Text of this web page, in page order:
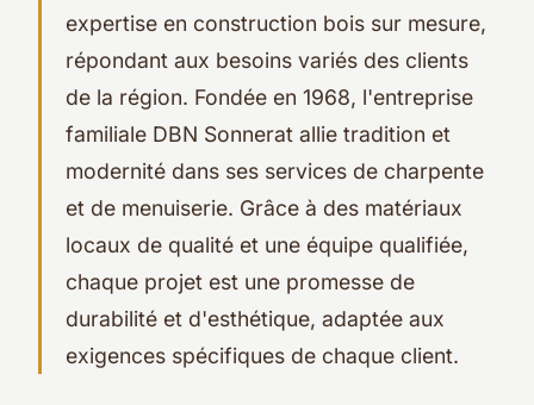
expertise en construction bois sur mesure,
répondant aux besoins variés des clients
de la région. Fondée en 1968, l'entreprise
familiale DBN Sonnerat allie tradition et
modernité dans ses services de charpente
et de menuiserie. Grâce à des matériaux
locaux de qualité et une équipe qualifiée,
chaque projet est une promesse de
durabilité et d'esthétique, adaptée aux
exigences spécifiques de chaque client.